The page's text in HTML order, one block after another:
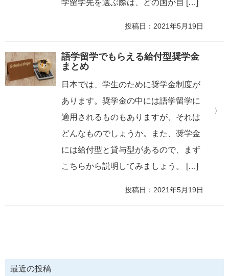
学留学先を選ぶ際は、どの国が自 […]
投稿日：2021年5月19日
語学留学でもらえる給付型奨学金
まとめ
日本では、学生のために奨学金制度が
あります。奨学金の中には語学留学に
適用されるものもありますが、それは
どんなものでしょうか。また、奨学金
には給付型と貸与型があるので、まず
こちらから説明してみましょう。 […]
投稿日：2021年5月19日
最近の投稿